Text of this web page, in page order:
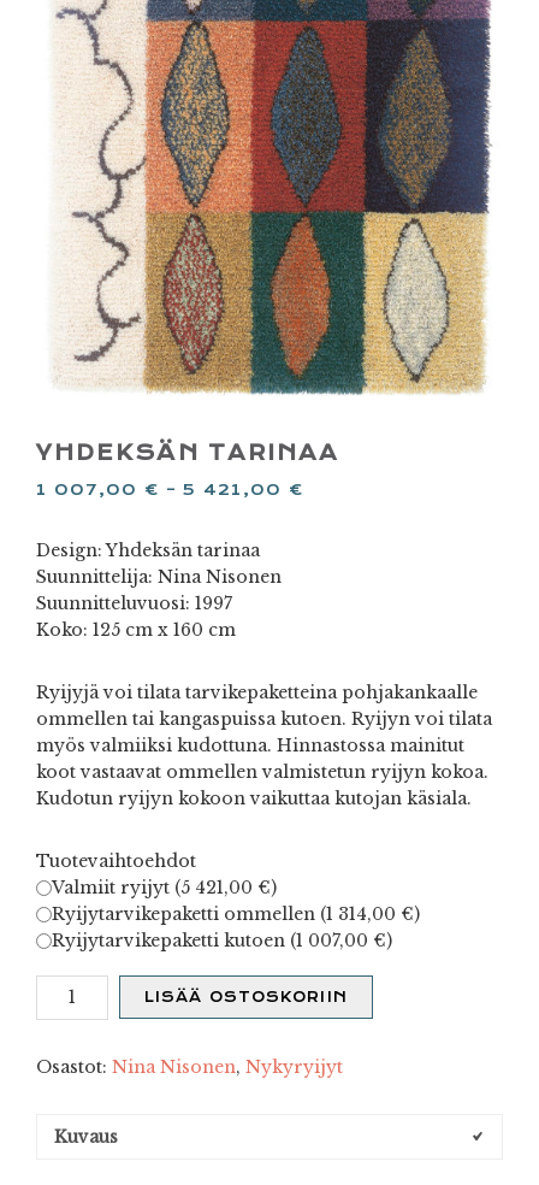
YHDEKSÄN TARINAA
1 007,00 € –5 421,00 €
Design: Yhdeksän tarinaa
Suunnittelija: Nina Nisonen
Suunnitteluvuosi: 1997
Koko: 125 cm x 160 cm
Ryijyjä voi tilata tarvikepaketteina pohjakankaalle
ommellen tai kangaspuissa kutoen. Ryijyn voi tilata
myös valmiiksi kudottuna. Hinnastossa mainitut
koot vastaavat ommellen valmistetun ryijyn kokoa.
Kudotun ryijyn kokoon vaikuttaa kutojan käsiala.
Tuotevaihtoehdot
Valmiit ryijyt (5 421,00 €)
Ryijytarvikepaketti ommellen (1 314,00 €)
Ryijytarvikepaketti kutoen (1 007,00 €)
Yhdeksän
tarinaa
LISÄÄ OSTOSKORIIN
Osastot: Nina Nisonen, Nykyryijyt
Kuvaus